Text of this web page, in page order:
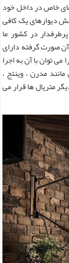
خاص در داخل خود
دیوارهای یک کافی
در کشور ما
صورت گرفته دارای
توان با آن به اجرا
مدرن ، وینتج ،
متریال ها قرار می